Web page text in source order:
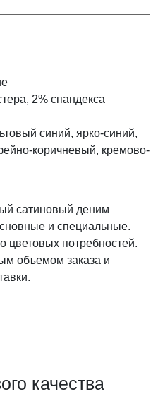
2% спандекса
синий, ярко-синий,
коричневый, кремово-
сатиновый деним
и специальные.
цветовых потребностей.
объемом заказа и
качества